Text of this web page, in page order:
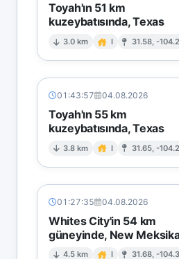
Toyah'ın 51 km
kuzeybatısında, Texas
3.0 km I 31.58, -
01:43:57 04.08.2026
Toyah'ın 55 km
kuzeybatısında, Texas
3.8 km I 31.65, -
01:27:35 04.08.2026
Whites City'in 54 km
güneyinde, New
4.5 km I 31.68, -